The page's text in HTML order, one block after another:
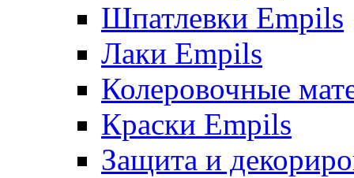
Шпатлевки Empils
Лаки Empils
Колеровочные
Краски Empils
Защита и